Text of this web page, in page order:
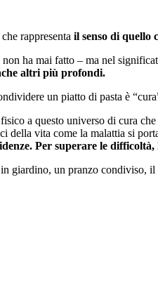
rappresenta il senso di quello
ha mai fatto – ma nel
altri più profondi.
un piatto di pasta è
a questo universo di cura
della vita come la malattia si
Per superare le
giardino, un pranzo condiviso,